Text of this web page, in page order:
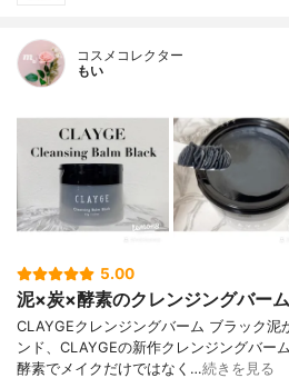
コスメコレクター
もい
5.00
泥×炭×酵素のクレンジングバーム
CLAYGEクレンジングバーム ブラック泥
ンド、CLAYGEの新作クレンジングバー
酵素でメイクだけではなく…続きを見る